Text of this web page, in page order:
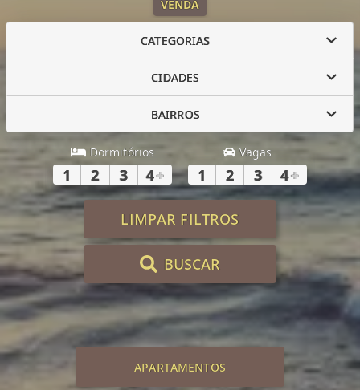
VENDA
CATEGORIAS
CIDADES
BAIRROS
Dormitórios
1 2 3 4+
Vagas
1 2 3 4+
LIMPAR FILTROS
BUSCAR
APARTAMENTOS